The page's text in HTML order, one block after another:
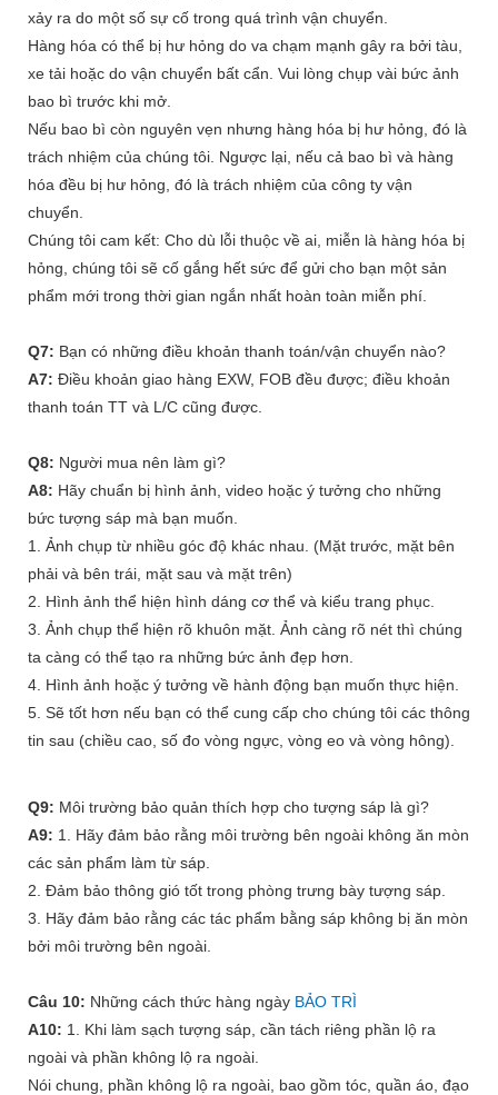
xảy ra do một số sự cố trong quá trình vận chuyển.
Hàng hóa có thể bị hư hỏng do va chạm mạnh gây ra bởi tàu,
xe tải hoặc do vận chuyển bất cẩn. Vui lòng chụp vài bức ảnh
bao bì trước khi mở.
Nếu bao bì còn nguyên vẹn nhưng hàng hóa bị hư hỏng, đó là
trách nhiệm của chúng tôi. Ngược lại, nếu cả bao bì và hàng
hóa đều bị hư hỏng, đó là trách nhiệm của công ty vận
chuyển.
Chúng tôi cam kết: Cho dù lỗi thuộc về ai, miễn là hàng hóa bị
hỏng, chúng tôi sẽ cố gắng hết sức để gửi cho bạn một sản
phẩm mới trong thời gian ngắn nhất hoàn toàn miễn phí.
Q7: Bạn có những điều khoản thanh toán/vận chuyển nào?
A7: Điều khoản giao hàng EXW, FOB đều được; điều khoản
thanh toán TT và L/C cũng được.
Q8: Người mua nên làm gì?
A8: Hãy chuẩn bị hình ảnh, video hoặc ý tưởng cho những
bức tượng sáp mà bạn muốn.
1. Ảnh chụp từ nhiều góc độ khác nhau. (Mặt trước, mặt bên
phải và bên trái, mặt sau và mặt trên)
2. Hình ảnh thể hiện hình dáng cơ thể và kiểu trang phục.
3. Ảnh chụp thể hiện rõ khuôn mặt. Ảnh càng rõ nét thì chúng
ta càng có thể tạo ra những bức ảnh đẹp hơn.
4. Hình ảnh hoặc ý tưởng về hành động bạn muốn thực hiện.
5. Sẽ tốt hơn nếu bạn có thể cung cấp cho chúng tôi các thông
tin sau (chiều cao, số đo vòng ngực, vòng eo và vòng hông).
Q9: Môi trường bảo quản thích hợp cho tượng sáp là gì?
A9: 1. Hãy đảm bảo rằng môi trường bên ngoài không ăn mòn
các sản phẩm làm từ sáp.
2. Đảm bảo thông gió tốt trong phòng trưng bày tượng sáp.
3. Hãy đảm bảo rằng các tác phẩm bằng sáp không bị ăn mòn
bởi môi trường bên ngoài.
Câu 10: Những cách thức hàng ngày BẢO TRÌ
A10: 1. Khi làm sạch tượng sáp, cần tách riêng phần lộ ra
ngoài và phần không lộ ra ngoài.
Nói chung, phần không lộ ra ngoài, bao gồm tóc, quần áo, đạo